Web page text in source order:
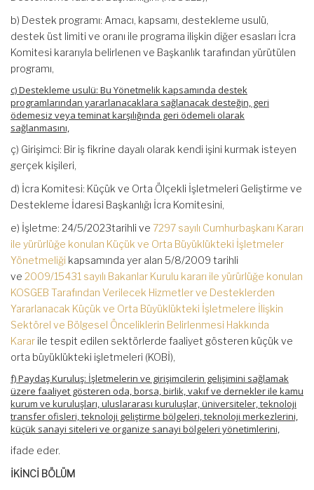
b) Destek programı: Amacı, kapsamı, destekleme usulü,
destek üst limiti ve oranı ile programa ilişkin diğer esasları İcra
Komitesi kararıyla belirlenen ve Başkanlık tarafından yürütülen
programı,
c) Destekleme usulü: Bu Yönetmelik kapsamında destek
programlarından yararlanacaklara sağlanacak desteğin, geri
ödemesiz veya teminat karşılığında geri ödemeli olarak
sağlanmasını,
ç) Girişimci: Bir iş fikrine dayalı olarak kendi işini kurmak isteyen
gerçek kişileri,
d) İcra Komitesi: Küçük ve Orta Ölçekli İşletmeleri Geliştirme ve
Destekleme İdaresi Başkanlığı İcra Komitesini,
e) İşletme: 24/5/2023tarihli ve 7297 sayılı Cumhurbaşkanı Kararı
ile yürürlüğe konulan Küçük ve Orta Büyüklükteki İşletmeler
Yönetmeliği kapsamında yer alan 5/8/2009 tarihli
ve 2009/15431 sayılı Bakanlar Kurulu kararı ile yürürlüğe konulan
KOSGEB Tarafından Verilecek Hizmetler ve Desteklerden
Yararlanacak Küçük ve Orta Büyüklükteki İşletmelere İlişkin
Sektörel ve Bölgesel Önceliklerin Belirlenmesi Hakkında
Karar ile tespit edilen sektörlerde faaliyet gösteren küçük ve
orta büyüklükteki işletmeleri (KOBİ),
f) Paydaş Kuruluş: İşletmelerin ve girişimcilerin gelişimini sağlamak
üzere faaliyet gösteren oda, borsa, birlik, vakıf ve dernekler ile kamu
kurum ve kuruluşları, uluslararası kuruluşlar, üniversiteler, teknoloji
transfer ofisleri, teknoloji geliştirme bölgeleri, teknoloji merkezlerini,
küçük sanayi siteleri ve organize sanayi bölgeleri yönetimlerini,
ifade eder.
İKİNCİ BÖLÜM